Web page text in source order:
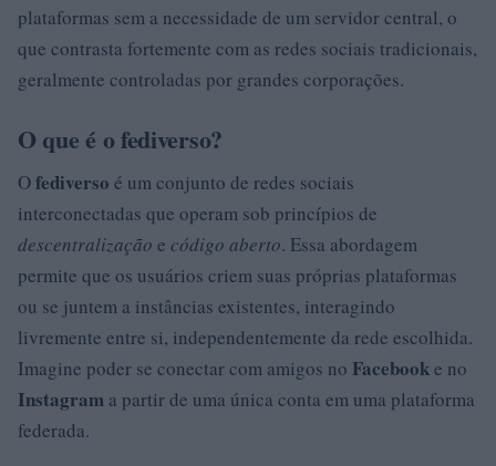
plataformas sem a necessidade de um servidor central, o
que contrasta fortemente com as redes sociais tradicionais,
geralmente controladas por grandes corporações.
O que é o fediverso?
Ofediverso é um conjunto de redes sociais
interconectadas que operam sob princípios de
descentralização e código aberto. Essa abordagem
permite que os usuários criem suas próprias plataformas
ou se juntem a instâncias existentes, interagindo
livremente entre si, independentemente da rede escolhida.
Imagine poder se conectar com amigos no Facebooke no
Instagram a partir de uma única conta em uma plataforma
federada.